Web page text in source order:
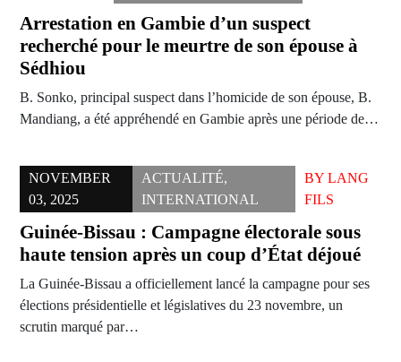
Arrestation en Gambie d’un suspect
recherché pour le meurtre de son épouse à
Sédhiou
B. Sonko, principal suspect dans l’homicide de son épouse, B.
Mandiang, a été appréhendé en Gambie après une période de…
NOVEMBER
03, 2025
ACTUALITÉ,
INTERNATIONAL
BY LANG
FILS
Guinée-Bissau : Campagne électorale sous
haute tension après un coup d’État déjoué
La Guinée-Bissau a officiellement lancé la campagne pour ses
élections présidentielle et législatives du 23 novembre, un
scrutin marqué par…